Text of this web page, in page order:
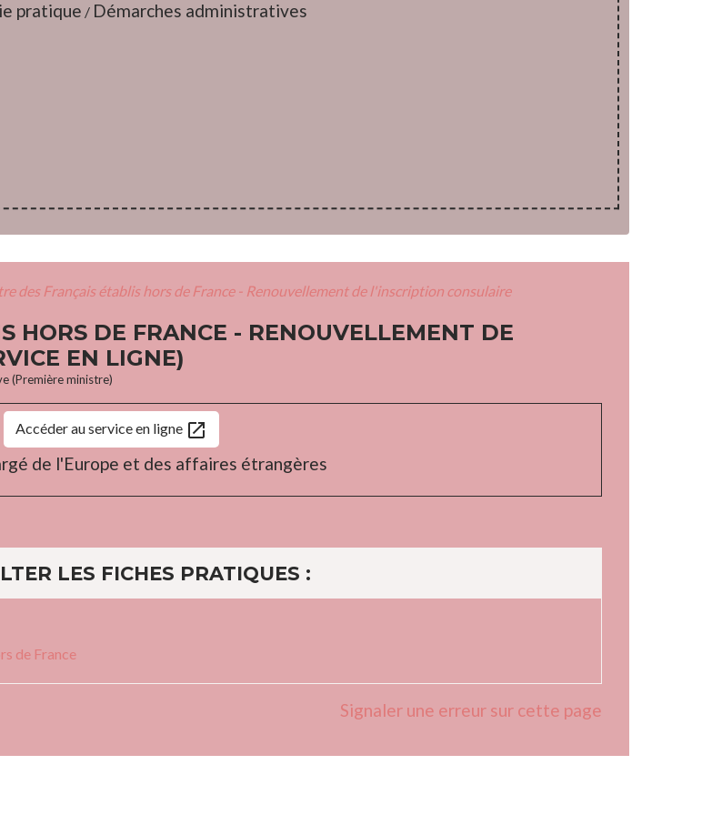
pratique / Démarches administratives
des Français établis hors de France - Renouvellement de l'inscription consulaire
HORS DE FRANCE - RENOUVELLEMENT DE
EN LIGNE)
(Première ministre)
Accéder au service en ligne open_in_new
de l'Europe et des affaires étrangères
LES FICHES PRATIQUES :
de France
Signaler une erreur sur cette page